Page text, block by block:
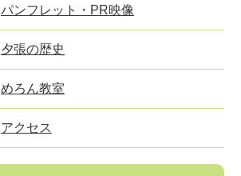
パンフレット・PR映像
夕張の歴史
めろん教室
アクセス